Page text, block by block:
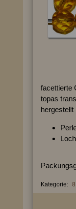
facettierte
topas
hergestellt
Kategorie: